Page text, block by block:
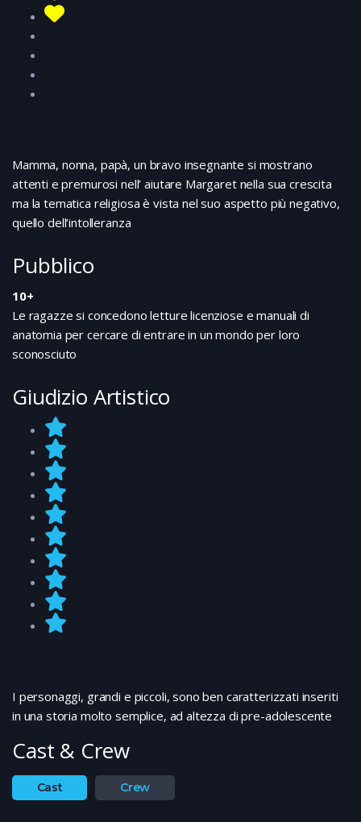
Mamma, nonna, papà, un bravo insegnante si mostrano
attenti e premurosi nell’ aiutare Margaret nella sua crescita
ma la tematica religiosa è vista nel suo aspetto più negativo,
quello dell’intolleranza
Pubblico
10+
Le ragazze si concedono letture licenziose e manuali di
anatomia per cercare di entrare in un mondo per loro
sconosciuto
Giudizio Artistico
I personaggi, grandi e piccoli, sono ben caratterizzati inseriti
in una storia molto semplice, ad altezza di pre-adolescente
Cast & Crew
Cast Crew